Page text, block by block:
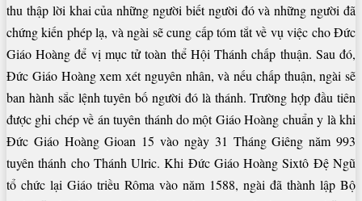
thu thập lời khai của những người biết người đó và những người đã
chứng kiến phép lạ, và ngài sẽ cung cấp tóm tắt về vụ việc cho Đức
Giáo Hoàng để vị mục tử toàn thể Hội Thánh chấp thuận. Sau đó,
Đức Giáo Hoàng xem xét nguyên nhân, và nếu chấp thuận, ngài sẽ
ban hành sắc lệnh tuyên bố người đó là thánh. Trường hợp đầu tiên
được ghi chép về án tuyên thánh do một Giáo Hoàng chuẩn y là khi
Đức Giáo Hoàng Gioan 15 vào ngày 31 Tháng Giêng năm 993
tuyên thánh cho Thánh Ulric. Khi Đức Giáo Hoàng Sixtô Đệ Ngũ
tổ chức lại Giáo triều Rôma vào năm 1588, ngài đã thành lập Bộ